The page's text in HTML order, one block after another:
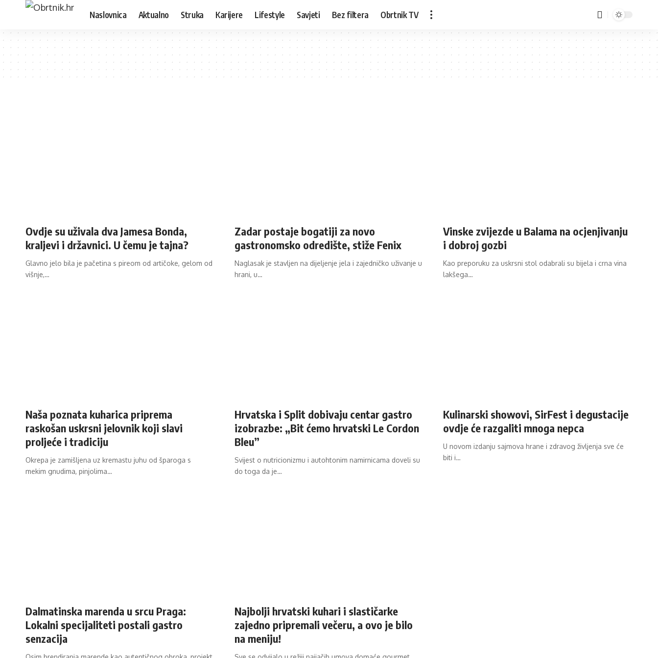
Naslovnica Aktualno Struka Karijere Lifestyle Savjeti Bez filtera Obrtnik TV
Ovdje su uživala dva Jamesa Bonda,
kraljevi i državnici. U čemu je tajna?
Glavno jelo bila je pačetina s pireom od artičoke, gelom od
višnje,…
Zadar postaje bogatiji za novo
gastronomsko odredište, stiže Fenix
Naglasak je stavljen na dijeljenje jela i zajedničko uživanje u
hrani, u…
Vinske zvijezde u Balama na ocjenjivanju
i dobroj gozbi
Kao preporuku za uskrsni stol odabrali su bijela i crna vina
lakšega…
Naša poznata kuharica priprema
raskošan uskrsni jelovnik koji slavi
proljeće i tradiciju
Okrepa je zamišljena uz kremastu juhu od šparoga s
mekim gnudima, pinjolima…
Hrvatska i Split dobivaju centar gastro
izobrazbe: „Bit ćemo hrvatski Le Cordon
Bleu”
Svijest o nutricionizmu i autohtonim namirnicama doveli su
do toga da je…
Kulinarski showovi, SirFest i degustacije
ovdje će razgaliti mnoga nepca
U novom izdanju sajmova hrane i zdravog življenja sve će
biti i…
Dalmatinska marenda u srcu Praga:
Lokalni specijaliteti postali gastro
senzacija
Najbolji hrvatski kuhari i slastičarke
zajedno pripremali večeru, a ovo je bilo
na meniju!